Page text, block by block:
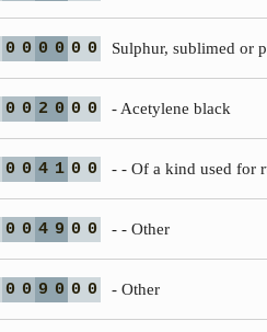
0 0 0 0 0 0 Sulphur, sublimed or
0 0 2 0 0 0 - Acetylene black
0 0 4 1 0 0 - - Of a kind used for
0 0 4 9 0 0 - - Other
0 0 9 0 0 0 - Other